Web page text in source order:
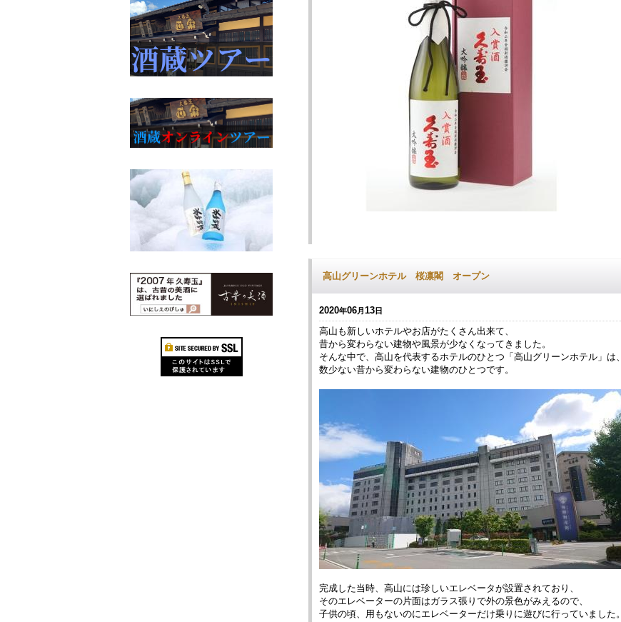
高山グリーンホテル 桜凛閣 オープン
2020年06月13日
高山も新しいホテルやお店がたくさん出来て、
昔から変わらない建物や風景が少なくなってきました。
そんな中で、高山を代表するホテルのひとつ「高山グリーンホテル」は、
数少ない昔から変わらない建物のひとつです。
完成した当時、高山には珍しいエレベータが設置されており、
そのエレベーターの片面はガラス張りで外の景色がみえるので、
子供の頃、用もないのにエレベーターだけ乗りに遊びに行っていました。